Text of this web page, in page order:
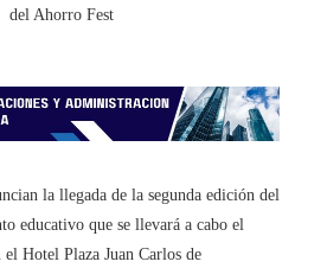
la llegada de la segunda edición del
educativo que se llevará a cabo el
Hotel Plaza Juan Carlos de